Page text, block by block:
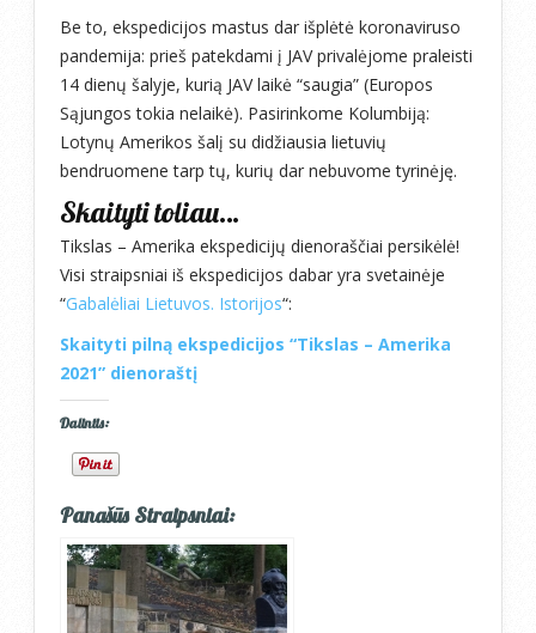
Be to, ekspedicijos mastus dar išplėtė koronaviruso
pandemija: prieš patekdami į JAV privalėjome praleisti
14 dienų šalyje, kurią JAV laikė “saugia” (Europos
Sąjungos tokia nelaikė). Pasirinkome Kolumbiją:
Lotynų Amerikos šalį su didžiausia lietuvių
bendruomene tarp tų, kurių dar nebuvome tyrinėję.
Skaityti toliau…
Tikslas – Amerika ekspedicijų dienoraščiai persikėlė!
Visi straipsniai iš ekspedicijos dabar yra svetainėje
“Gabalėliai Lietuvos. Istorijos“:
Skaityti pilną ekspedicijos “Tikslas – Amerika
2021” dienoraštį
Dalintis:
Panašūs Straipsniai: